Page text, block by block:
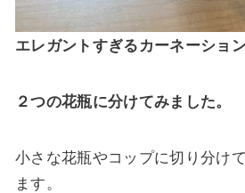
エレガントすぎるカーネーショ
２つの花瓶に分けてみました。
小さな花瓶やコップに切り分け
ます。